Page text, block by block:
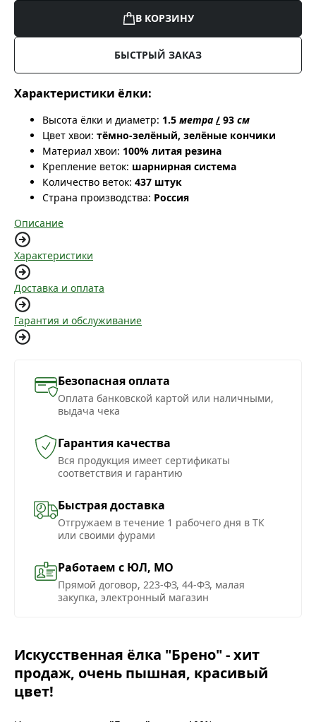
В КОРЗИНУ
БЫСТРЫЙ ЗАКАЗ
Характеристики ёлки:
Высота ёлки и диаметр: 1.5 метра / 93 см
Цвет хвои: тёмно-зелёный, зелёные кончики
Материал хвои: 100% литая резина
Крепление веток: шарнирная система
Количество веток: 437 штук
Страна производства: Россия
Описание
Характеристики
Доставка и оплата
Гарантия и обслуживание
Безопасная оплата
Оплата банковской картой или наличными,
выдача чека
Гарантия качества
Вся продукция имеет сертификаты
соответствия и гарантию
Быстрая доставка
Отгружаем в течение 1 рабочего дня в ТК
или своими фурами
Работаем с ЮЛ, МО
Прямой договор, 223-ФЗ, 44-ФЗ, малая
закупка, электронный магазин
Искусственная ёлка "Брено"- хит
продаж, очень пышная, красивый
цвет!